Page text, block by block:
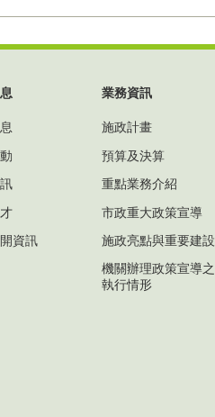
資訊
業務資訊
施政計畫
預算及決算
重點業務介紹
市政重大政策宣導
施政亮點與重要建設
機關辦理政策宣導之
執行情形